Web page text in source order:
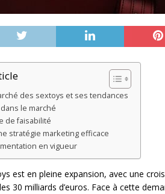
des sextoys et ses tendances
le marché
de faisabilité
stratégie marketing efficace
en vigueur
est en pleine expansion, avec une
30 milliards d’euros. Face à cette